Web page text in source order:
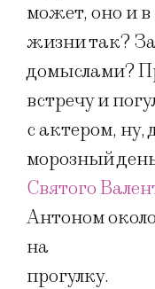
может, оно и в
жизни так?
домыслами?
встречу и
с актером, ну,
морозный
Святого
Антоном
на
прогулку.